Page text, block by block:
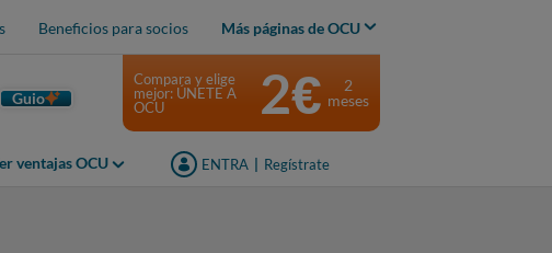
Beneficios para socios Más páginas de OCU
Guio
ventajas OCU ENTRA Regístrate
Compara y elige
mejor: ÚNETE A
OCU
2€
2
meses